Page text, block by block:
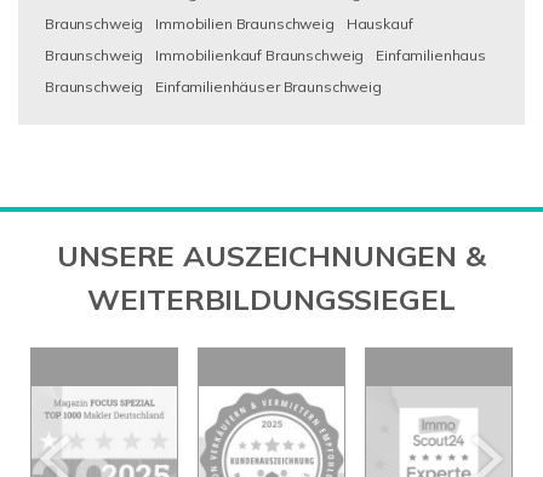
Braunschweig
Immobilien Braunschweig
Hauskauf
Braunschweig
Immobilienkauf Braunschweig
Einfamilienhaus
Braunschweig
Einfamilienhäuser Braunschweig
UNSERE AUSZEICHNUNGEN &
WEITERBILDUNGSSIEGEL